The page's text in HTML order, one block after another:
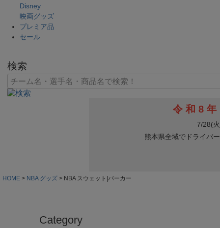
Disney
映画グッズ
プレミア品
セール
検索
HOME NBA グッズ NBA スウェット|パーカー
Category